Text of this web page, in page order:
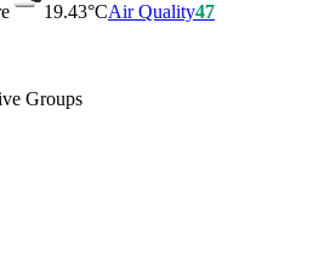
19.43°CAir Quality47
Groups